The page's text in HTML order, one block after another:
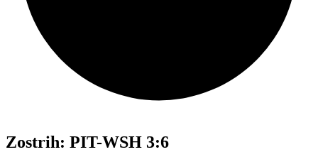
Zostrih: PIT-WSH 3:6